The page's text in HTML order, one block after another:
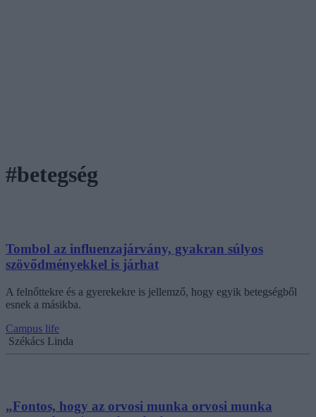
#betegség
Tombol az influenzajárvány, gyakran súlyos
szövődményekkel is járhat
A felnőttekre és a gyerekekre is jellemző, hogy egyik betegségből
esnek a másikba.
Campus life
Székács Linda
„Fontos, hogy az orvosi munka orvosi munka